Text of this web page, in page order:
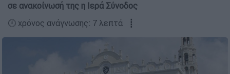
σε ανακοίνωσή της η Ιερά Σύνοδος
🕛 χρόνος ανάγνωσης: 7 λεπτά ┋